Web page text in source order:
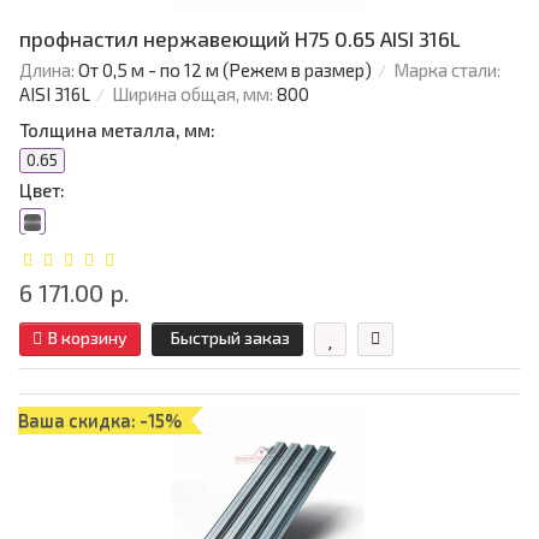
профнастил нержавеющий H75 0.65 AISI 316L
Длина: От 0,5 м - по 12 м (Режем в размер)
Марка стали:
AISI 316L
Ширина общая, мм: 800
Толщина металла, мм:
0.65
Цвет:
6 171.00 р.
В корзину Быстрый заказ
Ваша скидка: -15%